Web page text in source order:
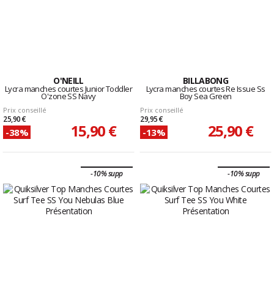
O'NEILL
Lycra manches courtes Junior Toddler
O'zone SS Navy
Prix conseillé
25,90 €
-38% 15,90 €
BILLABONG
Lycra manches courtes Re Issue Ss
Boy Sea Green
Prix conseillé
29,95 €
-13% 25,90 €
-10% supp -10% supp